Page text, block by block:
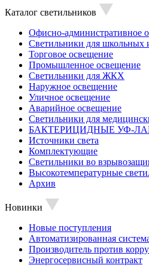
Каталог светильников
Офисно-административное
Светильники для школьных
Торговое освещение
Промышленное освещение
Светильники для ЖКХ
Наружное освещение
Уличное освещение
Аварийное освещение
Светильники для
БАКТЕРИЦИДНЫЕ УФ-
Источники света
Комплектующие
Светильники во
Высокотемпературные
Архив
Новинки
Новые поступления
Автоматизированная
Производитель против
Энергосервисный контракт